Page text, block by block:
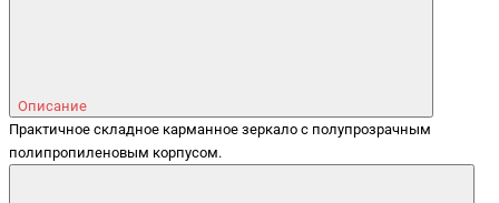
Описание
Практичное складное карманное зеркало с полупрозрачным
полипропиленовым корпусом.